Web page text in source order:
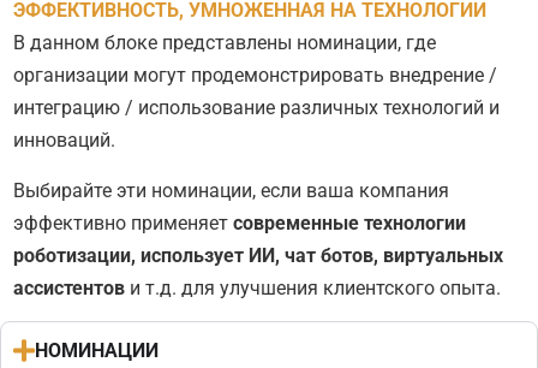
ЭФФЕКТИВНОСТЬ, УМНОЖЕННАЯ НА ТЕХНОЛОГИИ
В данном блоке представлены номинации, где
организации могут продемонстрировать внедрение /
интеграцию / использование различных технологий и
инноваций.
Выбирайте эти номинации, если ваша компания
эффективно применяет современные технологии
роботизации, использует ИИ, чат ботов, виртуальных
ассистентов и т.д. для улучшения клиентского опыта.
НОМИНАЦИИ